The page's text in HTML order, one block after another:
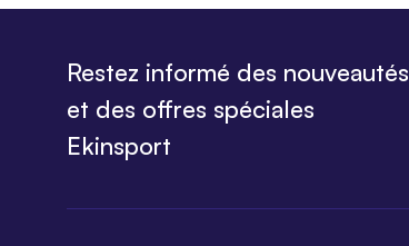
Restez informé des nouveautés
et des offres spéciales
Ekinsport